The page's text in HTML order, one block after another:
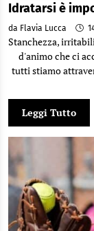
Idratarsi è
da Flavia Lucca
Stanchezza,
d'animo che ci
tutti stiamo
Leggi Tutto